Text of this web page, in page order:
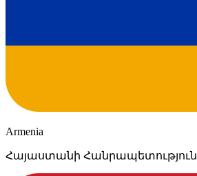
Armenia
Հայաստանի Հանրապետություն